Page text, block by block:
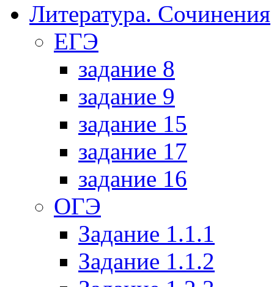
Литература. Сочинения
ЕГЭ
задание 8
задание 9
задание 15
задание 17
задание 16
ОГЭ
Задание 1.1.1
Задание 1.1.2